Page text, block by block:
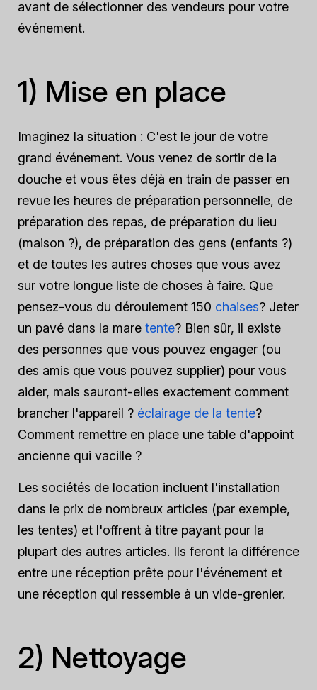
avant de sélectionner des vendeurs pour votre
événement.
1) Mise en place
Imaginez la situation : C'est le jour de votre
grand événement. Vous venez de sortir de la
douche et vous êtes déjà en train de passer en
revue les heures de préparation personnelle, de
préparation des repas, de préparation du lieu
(maison ?), de préparation des gens (enfants ?)
et de toutes les autres choses que vous avez
sur votre longue liste de choses à faire. Que
pensez-vous du déroulement 150 chaises? Jeter
un pavé dans la mare tente? Bien sûr, il existe
des personnes que vous pouvez engager (ou
des amis que vous pouvez supplier) pour vous
aider, mais sauront-elles exactement comment
brancher l'appareil ? éclairage de la tente?
Comment remettre en place une table d'appoint
ancienne qui vacille ?
Les sociétés de location incluent l'installation
dans le prix de nombreux articles (par exemple,
les tentes) et l'offrent à titre payant pour la
plupart des autres articles. Ils feront la différence
entre une réception prête pour l'événement et
une réception qui ressemble à un vide-grenier.
2) Nettoyage